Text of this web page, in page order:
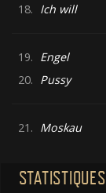
18. Ich will
19. Engel
20. Pussy
21. Moskau
STATISTIQUES